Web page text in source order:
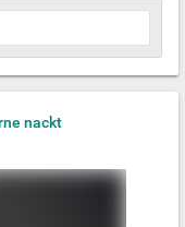
nackt